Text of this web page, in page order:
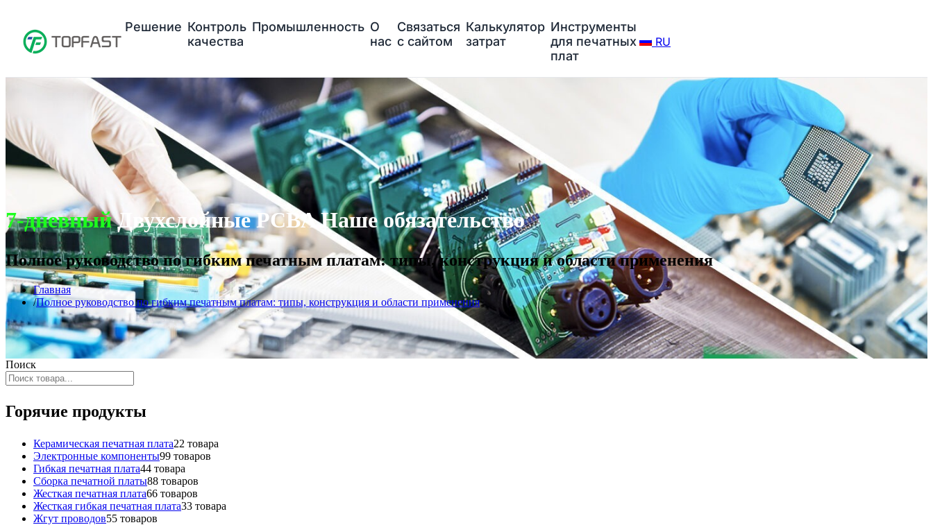
Решение Контроль
качества
Промышленность О
нас
Связаться
с сайтом
Калькулятор
затрат
Инструменты
для печатных
плат
RU
7-дневныйДвухслойные PCBA Наше обязательство
Полное руководство по гибким печатным платам: типы, конструкция и области применения
Главная
Полное руководство по гибким печатным платам: типы, конструкция и области применения
Поиск
Горячие продукты
Керамическая печатная плата22 товара
Электронные компоненты99 товаров
Гибкая печатная плата44 товара
Сборка печатной платы88 товаров
Жесткая печатная плата66 товаров
Жесткая гибкая печатная плата33 товара
Жгут проводов55 товаров